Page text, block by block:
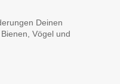
Deinen
Vögel und